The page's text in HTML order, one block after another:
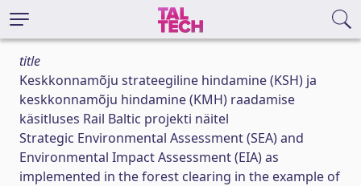
title
Keskkonnamõju strateegiline hindamine (KSH) ja
keskkonnamõju hindamine (KMH) raadamise
käsitluses Rail Baltic projekti näitel
Strategic Environmental Assessment (SEA) and
Environmental Impact Assessment (EIA) as
implemented in the forest clearing in the example of